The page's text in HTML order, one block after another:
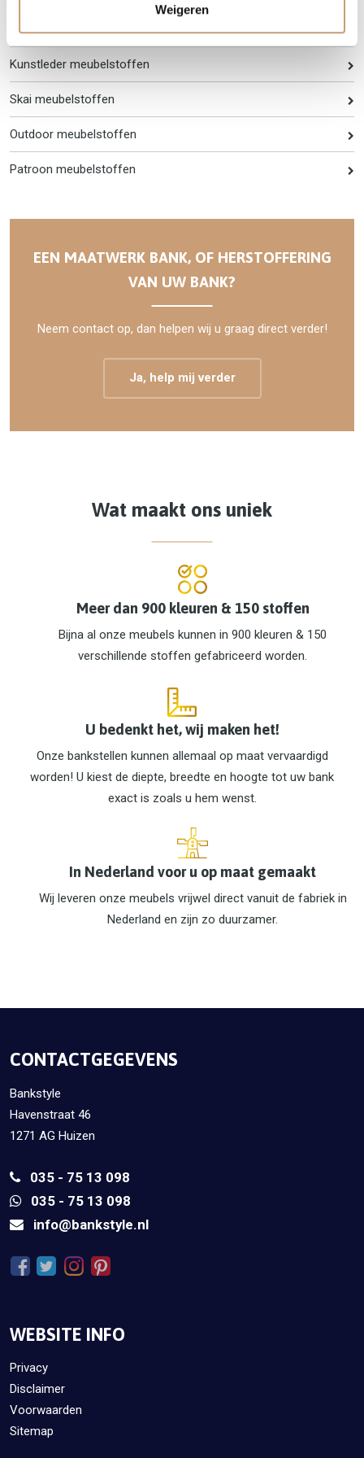
Weigeren
Linnen-katoen meubelstoffen
Kunstleder meubelstoffen
Skai meubelstoffen
Outdoor meubelstoffen
Patroon meubelstoffen
EEN MAATWERK BANK, OF HERSTOFFERING
VAN UW BANK?
Neem contact op, dan helpen wij u graag direct verder!
Ja, help mij verder
Wat maakt ons uniek
Meer dan 900 kleuren & 150 stoffen
Bijna al onze meubels kunnen in 900 kleuren & 150
verschillende stoffen gefabriceerd worden.
U bedenkt het, wij maken het!
Onze bankstellen kunnen allemaal op maat vervaardigd
worden! U kiest de diepte, breedte en hoogte tot uw bank
exact is zoals u hem wenst.
In Nederland voor u op maat gemaakt
Wij leveren onze meubels vrijwel direct vanuit de fabriek in
Nederland en zijn zo duurzamer.
CONTACTGEGEVENS
Bankstyle
Havenstraat 46
1271 AG Huizen
035 - 75 13 098
035 - 75 13 098
info@bankstyle.nl
WEBSITE INFO
Privacy
Disclaimer
Voorwaarden
Sitemap